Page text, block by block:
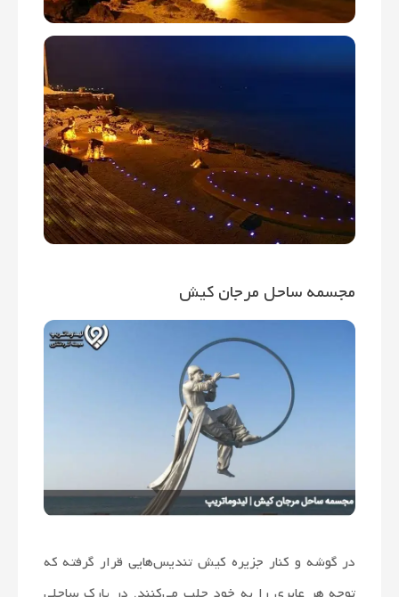
مجسمه ساحل مرجان کیش
در گوشه و کنار جزیره کیش تندیس­‌هایی قرار گرفته که